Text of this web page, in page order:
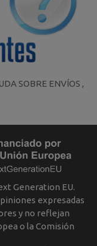
SOBRE ENVÍOS ,
Generation EU.
expresadas
y no reflejan
o la Comisión